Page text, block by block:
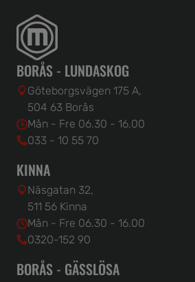
BORÅS - LUNDASKOG
Göteborgsvägen 175 A,
504 63 Borås
Mån - Fre 06.30 - 16.00
033 - 10 55 70
KINNA
Näsgatan 32,
511 56 Kinna
Mån - Fre 06.30 - 16.00
0320-152 90
BORÅS - GÄSSLÖSA